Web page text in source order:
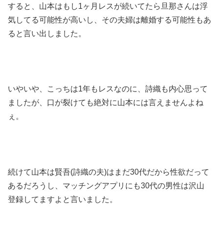
すると、山本はもし1ヶ月レスが続いてたら旦那さんは浮
気してる可能性が高いし、その夫婦は離婚する可能性もあ
ると言い出しました。
いやいや、こっちは1年もレスなのに、詩織も内心思って
ましたが、口が裂けても絶対に山本には言えませんよね
ぇ。
続けて山本は賢吾(詩織の夫)はまだ30代だから性欲だって
あるだろうし、マッチングアプリにも30代の男性は沢山
登録してますよと言いました。